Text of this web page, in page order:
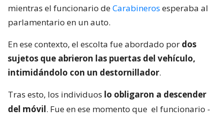
mientras el funcionario deCarabineros esperaba al
parlamentario en un auto.
En ese contexto, el escolta fue abordado por dos
sujetos que abrieron las puertas del vehículo,
intimidándolo con un destornillador.
Tras esto, los individuos lo obligaron a descender
del móvil. Fue en ese momento que el funcionario -